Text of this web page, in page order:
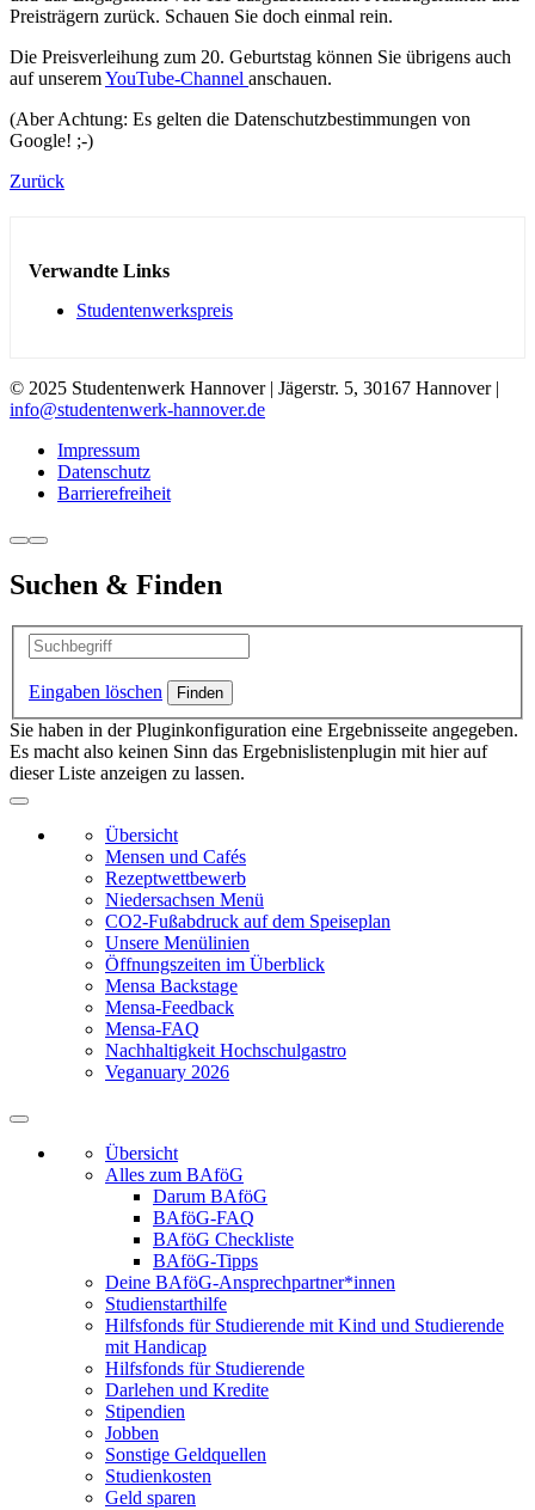
Preisträgern zurück. Schauen Sie doch einmal rein.
Die Preisverleihung zum 20. Geburtstag können Sie übrigens auch
auf unseremYouTube-Channel anschauen.
(Aber Achtung: Es gelten die Datenschutzbestimmungen von
Google! ;-)
Zurück
Verwandte Links
Studentenwerkspreis
© 2025 Studentenwerk Hannover | Jägerstr. 5, 30167 Hannover |
info@studentenwerk-hannover.de
Impressum
Datenschutz
Barrierefreiheit
Suchen & Finden
Eingaben löschen
Sie haben in der Pluginkonfiguration eine Ergebnisseite angegeben.
Es macht also keinen Sinn das Ergebnislistenplugin mit hier auf
dieser Liste anzeigen zu lassen.
Übersicht
Mensen und Cafés
Rezeptwettbewerb
Niedersachsen Menü
CO2-Fußabdruck auf dem Speiseplan
Unsere Menülinien
Öffnungszeiten im Überblick
Mensa Backstage
Mensa-Feedback
Mensa-FAQ
Nachhaltigkeit Hochschulgastro
Veganuary 2026
Übersicht
Alles zum BAföG
Darum BAföG
BAföG-FAQ
BAföG Checkliste
BAföG-Tipps
Deine BAföG-Ansprechpartner*innen
Studienstarthilfe
Hilfsfonds für Studierende mit Kind und Studierende
mit Handicap
Hilfsfonds für Studierende
Darlehen und Kredite
Stipendien
Jobben
Sonstige Geldquellen
Studienkosten
Geld sparen